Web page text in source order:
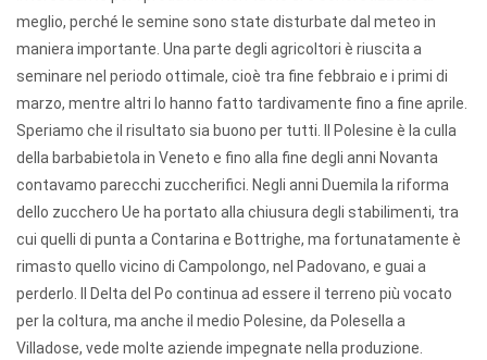
meglio, perché le semine sono state disturbate dal meteo in
maniera importante. Una parte degli agricoltori è riuscita a
seminare nel periodo ottimale, cioè tra fine febbraio e i primi di
marzo, mentre altri lo hanno fatto tardivamente fino a fine aprile.
Speriamo che il risultato sia buono per tutti. Il Polesine è la culla
della barbabietola in Veneto e fino alla fine degli anni Novanta
contavamo parecchi zuccherifici. Negli anni Duemila la riforma
dello zucchero Ue ha portato alla chiusura degli stabilimenti, tra
cui quelli di punta a Contarina e Bottrighe, ma fortunatamente è
rimasto quello vicino di Campolongo, nel Padovano, e guai a
perderlo. Il Delta del Po continua ad essere il terreno più vocato
per la coltura, ma anche il medio Polesine, da Polesella a
Villadose, vede molte aziende impegnate nella produzione.